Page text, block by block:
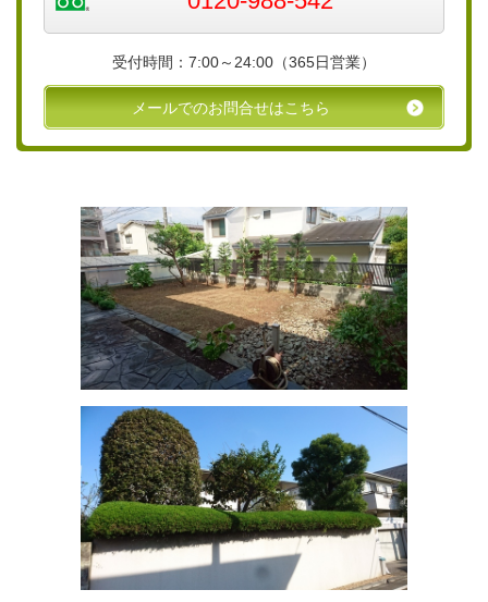
受付時間：7:00～24:00（365日営業）
メールでのお問合せはこちら